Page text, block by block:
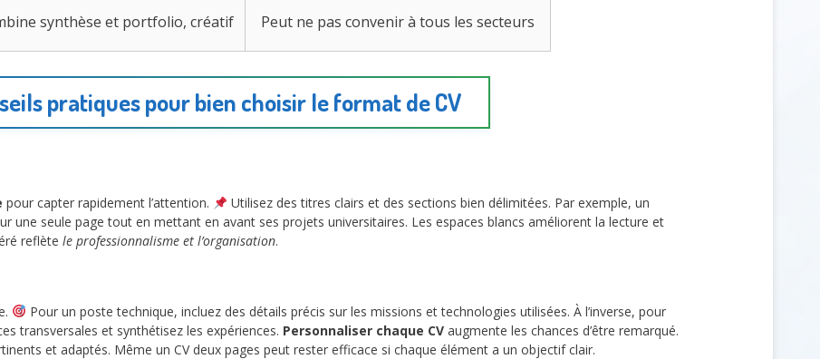
synthèse et portfolio, créatif Peut ne pas convenir à tous les secteurs
pratiques pour bien choisir le format de CV
pour capter rapidement l’attention.
Utilisez des titres clairs et des sections bien délimitées. Par exemple, un
une seule page tout en mettant en avant ses projets universitaires. Les espaces blancs améliorent la lecture et
reflète le professionnalisme et l’organisation.
Pour un poste technique, incluez des détails précis sur les missions et technologies utilisées. À l’inverse, pour
transversales et synthétisez les expériences. Personnaliser chaque CV augmente les chances d’être remarqué.
et adaptés. Même un CV deux pages peut rester efficace si chaque élément a un objectif clair.